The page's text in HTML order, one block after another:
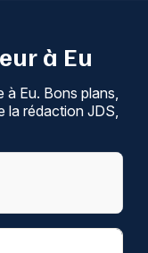
à Eu
Eu. Bons plans,
la rédaction JDS,